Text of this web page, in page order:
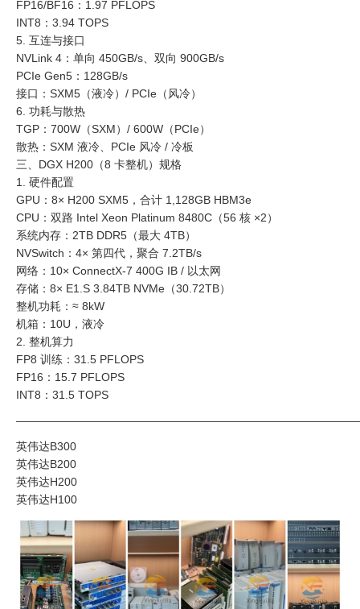
FP16/BF16：1.97 PFLOPS
INT8：3.94 TOPS
5. 互连与接口
NVLink 4：单向 450GB/s、双向 900GB/s
PCIe Gen5：128GB/s
接口：SXM5（液冷）/ PCIe（风冷）
6. 功耗与散热
TGP：700W（SXM）/ 600W（PCIe）
散热：SXM 液冷、PCIe 风冷 / 冷板
三、DGX H200（8 卡整机）规格
1. 硬件配置
GPU：8× H200 SXM5，合计 1,128GB HBM3e
CPU：双路 Intel Xeon Platinum 8480C（56 核 ×2）
系统内存：2TB DDR5（最大 4TB）
NVSwitch：4× 第四代，聚合 7.2TB/s
网络：10× ConnectX-7 400G IB / 以太网
存储：8× E1.S 3.84TB NVMe（30.72TB）
整机功耗：≈ 8kW
机箱：10U，液冷
2. 整机算力
FP8 训练：31.5 PFLOPS
FP16：15.7 PFLOPS
INT8：31.5 TOPS
英伟达B300
英伟达B200
英伟达H200
英伟达H100